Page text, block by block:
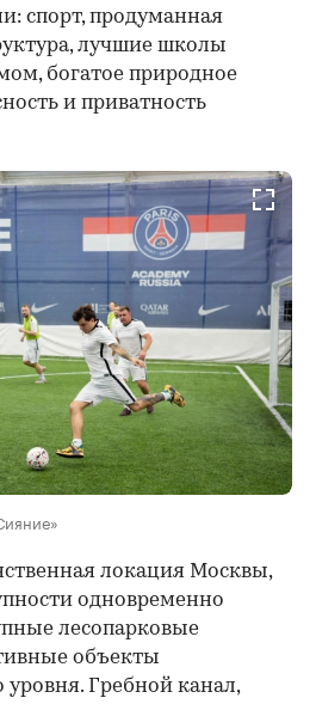
спорт, продуманная
лучшие школы
богатое природное
и приватность
локация Москвы,
одновременно
лесопарковые
объекты
уровня. Гребной канал,